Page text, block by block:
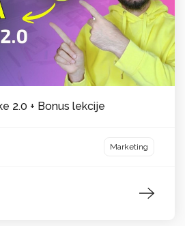
2.0 + Bonus lekcije
Marketing